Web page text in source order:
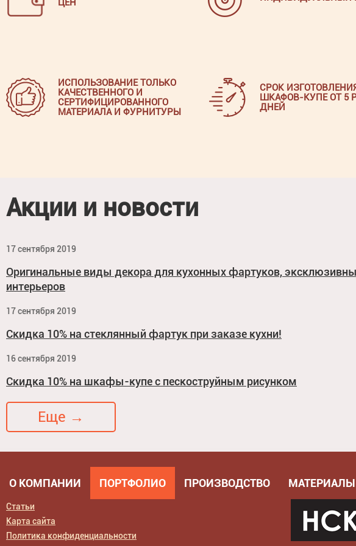
ЦЕН
ИСПОЛЬЗОВАНИЕ ТОЛЬКО
КАЧЕСТВЕННОГО И
СЕРТИФИЦИРОВАННОГО
МАТЕРИАЛА И ФУРНИТУРЫ
СРОК
ШКАФОВ-КУПЕ ОТ 5
ДНЕЙ
Акции и новости
17 сентября 2019
Оригинальные виды декора для кухонных фартуков,
интерьеров
17 сентября 2019
Скидка 10% на стеклянный фартук при заказе кухни!
16 сентября 2019
Скидка 10% на шкафы-купе с пескоструйным рисунком
Еще →
О КОМПАНИИ ПОРТФОЛИО ПРОИЗВОДСТВО МАТЕРИАЛЫ
Статьи
Карта сайта
Политика конфиденциальности